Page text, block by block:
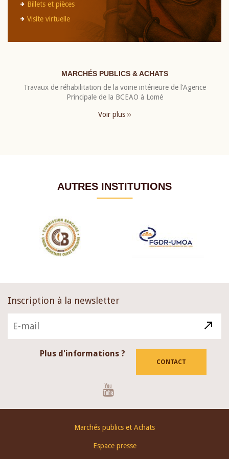
Billets et pièces
Visite virtuelle
MARCHÉS PUBLICS & ACHATS
Travaux de réhabilitation de la voirie intérieure de l’Agence
Principale de la BCEAO à Lomé
Voir plus ››
AUTRES INSTITUTIONS
Inscription à la newsletter
Plus d'informations ?
CONTACT
Marchés publics et Achats
Espace presse